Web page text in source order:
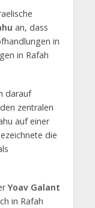
an, dass
in
in Rafah
darauf
zentralen
auf einer
die
Yoav Galant
in Rafah